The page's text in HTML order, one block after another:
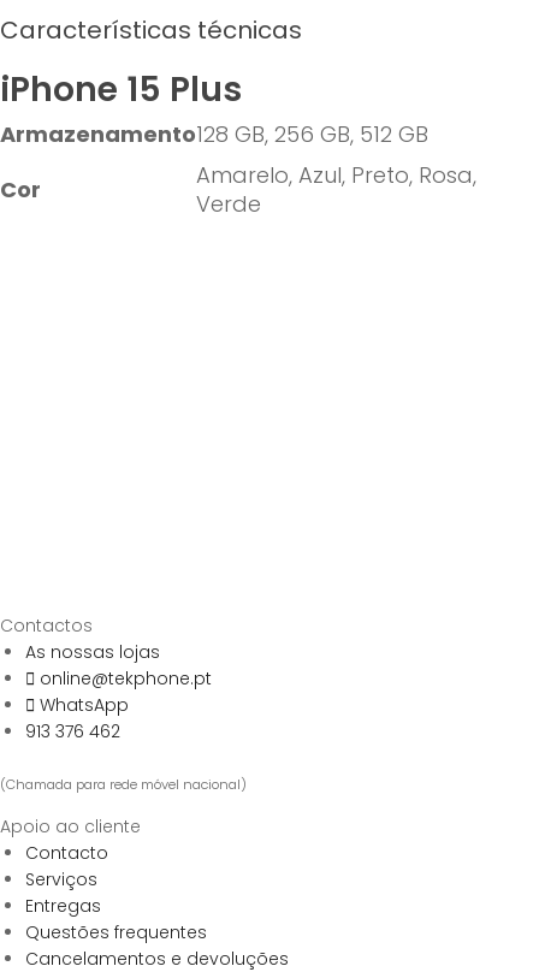
Características técnicas
iPhone 15 Plus
Armazenamento128 GB, 256 GB, 512 GB
Cor
Amarelo, Azul, Preto, Rosa,
Verde
Contactos
As nossas lojas
online@tekphone.pt
WhatsApp
913 376 462
(Chamada para rede móvel nacional)
Apoio ao cliente
Contacto
Serviços
Entregas
Questões frequentes
Cancelamentos e devoluções